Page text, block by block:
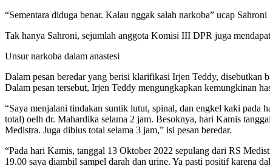
“Sementara diduga benar. Kalau nggak salah narkoba” ucap
Tak hanya Sahroni, sejumlah anggota Komisi III DPR juga
Unsur narkoba dalam anastesi
Dalam pesan beredar yang berisi klarifikasi Irjen Teddy, disebutkan
Dalam pesan tersebut, Irjen Teddy mengungkapkan kemungkinan
“Saya menjalani tindakan suntik lutut, spinal, dan engkel kaki pada
total) oelh dr. Mahardika selama 2 jam. Besoknya, hari Kamis
Medistra. Juga dibius total selama 3 jam,” isi pesan beredar.
“Pada hari Kamis, tanggal 13 Oktober 2022 sepulang dari RS
19.00 saya diambil sampel darah dan urine. Ya pasti positif karena